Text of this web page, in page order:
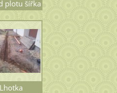
plotu šířka
Lhotka